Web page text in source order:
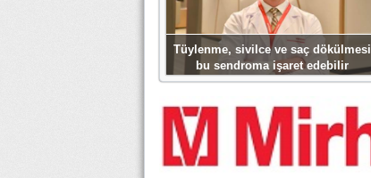
Tüylenme, sivilce ve saç dökülmesi
bu sendroma işaret edebilir